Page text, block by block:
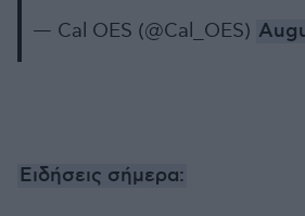
— Cal OES (@Cal_OES)
Ειδήσεις σήμερα: